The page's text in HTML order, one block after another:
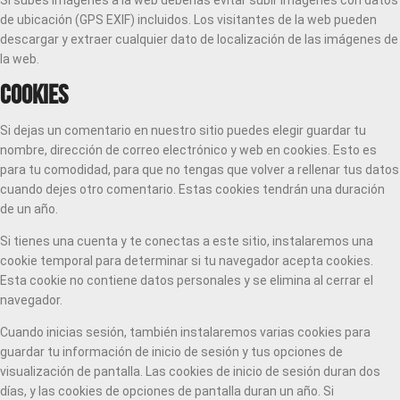
de ubicación (GPS EXIF) incluidos. Los visitantes de la web pueden
descargar y extraer cualquier dato de localización de las imágenes de
la web.
Cookies
Si dejas un comentario en nuestro sitio puedes elegir guardar tu
nombre, dirección de correo electrónico y web en cookies. Esto es
para tu comodidad, para que no tengas que volver a rellenar tus datos
cuando dejes otro comentario. Estas cookies tendrán una duración
de un año.
Si tienes una cuenta y te conectas a este sitio, instalaremos una
cookie temporal para determinar si tu navegador acepta cookies.
Esta cookie no contiene datos personales y se elimina al cerrar el
navegador.
Cuando inicias sesión, también instalaremos varias cookies para
guardar tu información de inicio de sesión y tus opciones de
visualización de pantalla. Las cookies de inicio de sesión duran dos
días, y las cookies de opciones de pantalla duran un año. Si